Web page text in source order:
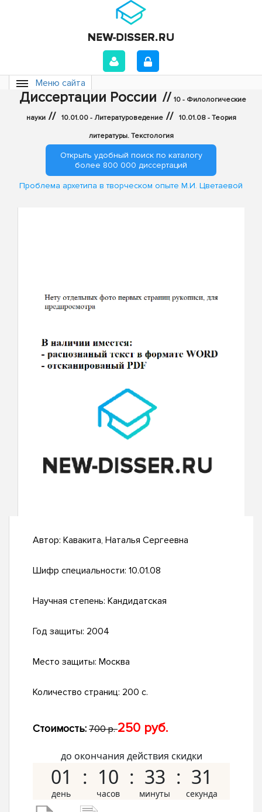
Меню сайта
Диссертации России // 10 - Филологические
науки // 10.01.00 - Литературоведение // 10.01.08 - Теория
литературы. Текстология
Открыть удобный поиск по каталогу
более 800 000 диссертаций
Проблема архетипа в творческом опыте М.И. Цветаевой
Автор: Кавакита, Наталья Сергеевна
Шифр специальности: 10.01.08
Научная степень: Кандидатская
Год защиты: 2004
Место защиты: Москва
Количество страниц: 200 с.
Стоимость: 700 р.250 руб.
до окончания действия скидки
01 10 33 30